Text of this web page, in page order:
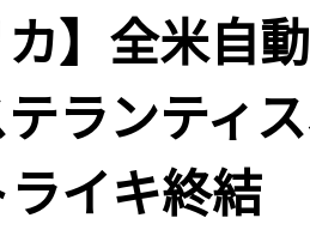
カ】全米自
ランティ
イキ終結